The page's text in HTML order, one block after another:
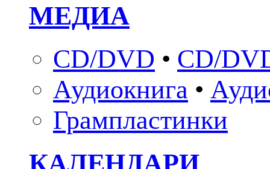
МЕДИА
CD/DVD • CD/
Аудиокнига •
Грампластинки